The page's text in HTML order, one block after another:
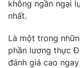
Tổng đài VTV:
Email:
Liên hệ quảng cáo:
không ngần ngại
nhất.
Là một trong
phần lương thực
đánh giá cao